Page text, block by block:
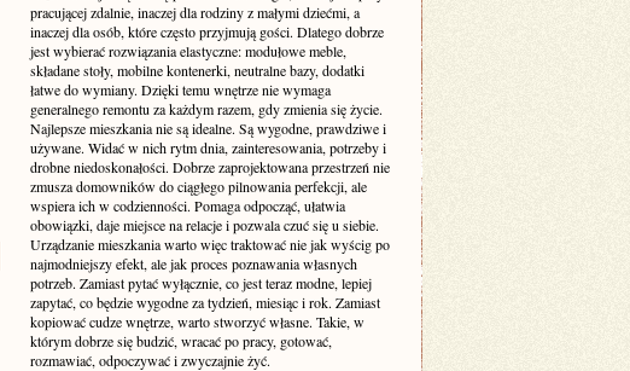
pracującej zdalnie, inaczej dla rodziny z małymi dziećmi, a
inaczej dla osób, które często przyjmują gości. Dlatego dobrze
jest wybierać rozwiązania elastyczne: modułowe meble,
składane stoły, mobilne kontenerki, neutralne bazy, dodatki
łatwe do wymiany. Dzięki temu wnętrze nie wymaga
generalnego remontu za każdym razem, gdy zmienia się życie.
Najlepsze mieszkania nie są idealne. Są wygodne, prawdziwe i
używane. Widać w nich rytm dnia, zainteresowania, potrzeby i
drobne niedoskonałości. Dobrze zaprojektowana przestrzeń nie
zmusza domowników do ciągłego pilnowania perfekcji, ale
wspiera ich w codzienności. Pomaga odpocząć, ułatwia
obowiązki, daje miejsce na relacje i pozwala czuć się u siebie.
Urządzanie mieszkania warto więc traktować nie jak wyścig po
najmodniejszy efekt, ale jak proces poznawania własnych
potrzeb. Zamiast pytać wyłącznie, co jest teraz modne, lepiej
zapytać, co będzie wygodne za tydzień, miesiąc i rok. Zamiast
kopiować cudze wnętrze, warto stworzyć własne. Takie, w
którym dobrze się budzić, wracać po pracy, gotować,
rozmawiać, odpoczywać i zwyczajnie żyć.